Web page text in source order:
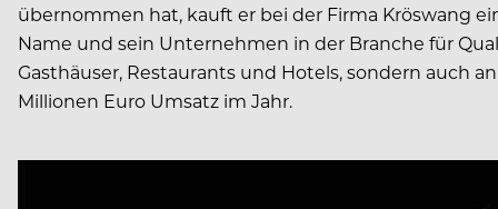
übernommen hat, kauft er bei der Firma Kröswang
Name und sein Unternehmen in der Branche für
Gasthäuser, Restaurants und Hotels, sondern auch
Millionen Euro Umsatz im Jahr.